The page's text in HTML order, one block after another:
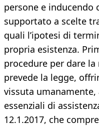
persone e inducendo
supportato a scelte
quali l’ipotesi di
propria esistenza.
procedure per dare
prevede la legge,
vissuta
essenziali di
12.1.2017, che